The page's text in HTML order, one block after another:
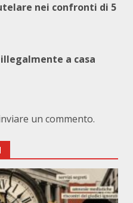
nei confronti di 5
a casa
un commento.